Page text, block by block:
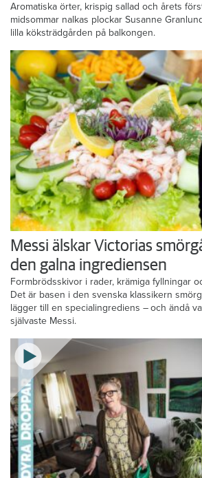
Aromatiska örter, krispig sallad och årets
midsommar nalkas plockar Susanne
lilla köksträdgården på balkongen.
Messi älskar Victorias
den galna ingrediensen
Formbrödsskivor i rader, krämiga fyllningar
Det är basen i den svenska klassikern
lägger till en specialingrediens – och ändå
självaste Messi.